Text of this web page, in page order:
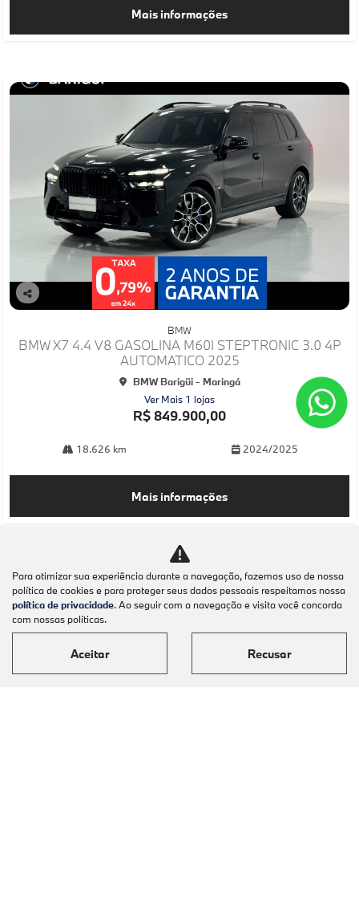
Mais informações
Co
lhe
BMW
BMW X7 4.4 V8 GASOLINA M60I STEPTRONIC 3.0 4P
AUTOMATICO 2025
BMW Barigüi - Maringá
Ver Mais 1 lojas
R$ 849.900,00
18.626 km 2024/2025
Mais informações
Para otimizar sua experiência durante a navegação, fazemos uso de nossa
política de cookies e para proteger seus dados pessoais respeitamos nossa
política de privacidade. Ao seguir com a navegação e visita você concorda
com nossas políticas.
Aceitar Recusar